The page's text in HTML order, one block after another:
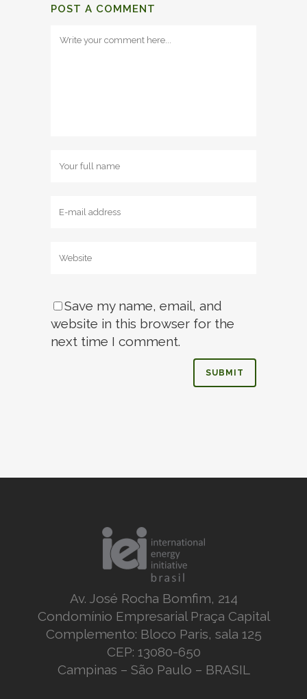
POST A COMMENT
Save my name, email, and
website in this browser for the
next time I comment.
Av. José Rocha Bomfim, 214
Condomínio Empresarial Praça Capital
Complemento: Bloco Paris, sala 125
CEP: 13080-650
Campinas – São Paulo – BRASIL